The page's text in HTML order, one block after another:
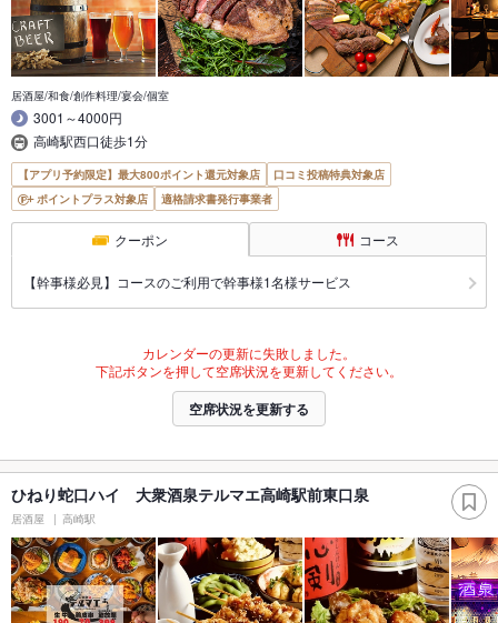
居酒屋/和食/創作料理/宴会/個室
3001～4000円
高崎駅西口徒歩1分
【アプリ予約限定】最大800ポイント還元対象店
口コミ投稿特典対象店
ポイントプラス対象店
適格請求書発行事業者
クーポン コース
【幹事様必見】コースのご利用で幹事様1名様サービス
カレンダーの更新に失敗しました。
下記ボタンを押して空席状況を更新してください。
空席状況を更新する
ひねり蛇口ハイ 大衆酒泉テルマエ高崎駅前東口泉
居酒屋 高崎駅